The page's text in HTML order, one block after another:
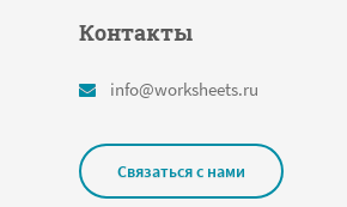
Контакты
info@worksheets.ru
Связаться с нами